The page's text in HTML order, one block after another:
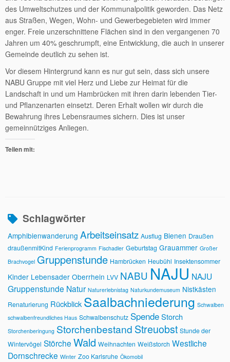
des Umweltschutzes und der Kommunalpolitik geworden. Das Netz
aus Straßen, Wegen, Wohn- und Gewerbegebieten wird immer
enger. Freie unzerschnittene Flächen sind in den vergangenen 70
Jahren um 40% geschrumpft, eine Entwicklung, die auch in unserer
Gemeinde deutlich zu sehen ist.
Vor diesem Hintergrund kann es nur gut sein, dass sich unsere
NABU Gruppe mit viel Herz und Liebe zur Heimat für die
Landschaft in und um Hambrücken mit ihren darin lebenden Tier-
und Pflanzenarten einsetzt. Deren Erhalt wollen wir durch die
Bewahrung ihres Lebensraumes sichern. Dies ist unser
gemeinnütziges Anliegen.
Teilen mit:
Schlagwörter
Amphibienwanderung Arbeitseinsatz Ausflug Bienen Draußen
draußenmitKind Ferienprogramm Fischadler Geburtstag Grauammer Großer
Brachvogel Gruppenstunde Hambrücken Heubühl Insektensommer
Kinder Lebensader Oberrhein LVV NABU NAJU NAJU
Gruppenstunde Natur Naturerlebnistag Naturkundemuseum Nistkästen
Renaturierung Rückblick Saalbachniederung Schwalben
schwalbenfreundliches Haus Schwalbenschutz SpendeStorch
Storchenberingung Storchenbestand Streuobst Stunde der
Wintervögel Störche Wald Weihnachten Weißstorch Westliche
Dornschrecke Winter Zoo Karlsruhe Ökomobil